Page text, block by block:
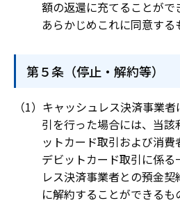
額の返還に充てることが
あらかじめこれに同意する
第５条（停止・解約等）
キャッシュレス決済事業
引を行った場合には、当
ットカード取引および消費
デビットカード取引に係
レス決済事業者との預金
に解約することができるも